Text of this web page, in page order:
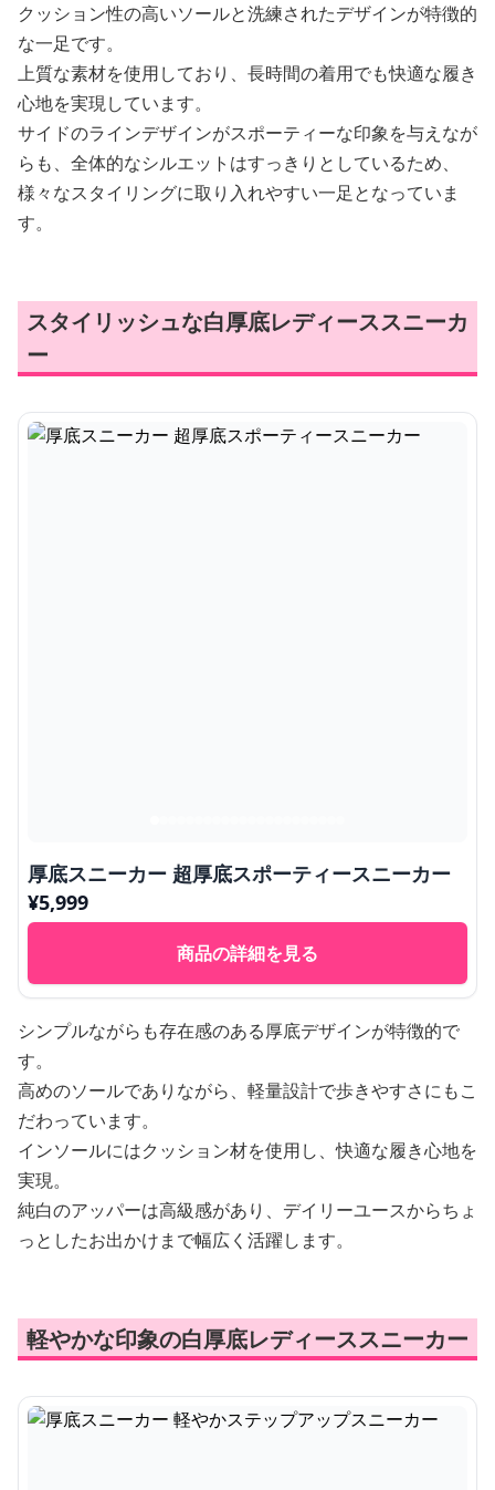
クッション性の高いソールと洗練されたデザインが特徴的
な一足です。
上質な素材を使用しており、長時間の着用でも快適な履き
心地を実現しています。
サイドのラインデザインがスポーティーな印象を与えなが
らも、全体的なシルエットはすっきりとしているため、
様々なスタイリングに取り入れやすい一足となっていま
す。
スタイリッシュな白厚底レディーススニーカ
ー
厚底スニーカー 超厚底スポーティースニーカー
¥5,999
商品の詳細を見る
シンプルながらも存在感のある厚底デザインが特徴的で
す。
高めのソールでありながら、軽量設計で歩きやすさにもこ
だわっています。
インソールにはクッション材を使用し、快適な履き心地を
実現。
純白のアッパーは高級感があり、デイリーユースからちょ
っとしたお出かけまで幅広く活躍します。
軽やかな印象の白厚底レディーススニーカー